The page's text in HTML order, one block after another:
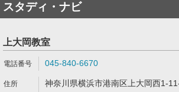
スタディ・ナビ
上大岡教室
045-840-6670
神奈川県横浜市港南区上大岡西1-